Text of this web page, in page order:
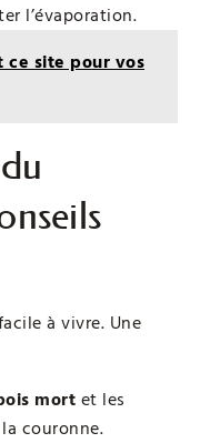
l’évaporation.
ce site pour vos
à vivre. Une
mort et les
couronne.